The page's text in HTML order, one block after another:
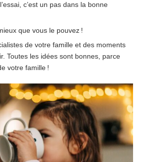
c’est un pas dans la bonne
que vous le pouvez !
de votre famille et des moments
Toutes les idées sont bonnes, parce
votre famille !